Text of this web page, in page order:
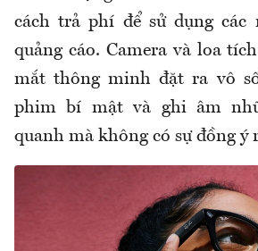
cách trả phí để sử dụng các
quảng cáo. Camera và loa
mắt thông minh đặt ra vô
phim bí mật và ghi âm
quanh mà không có sự đồng ý